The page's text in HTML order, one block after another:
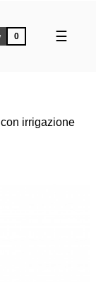
☰
0
irrigazione